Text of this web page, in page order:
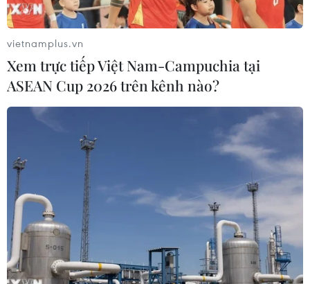
Tập đoàn A.O.Smith đẩy mạnh cung ứng
máy lọc nước ở phía Nam
07/12/2015 08:49
Tập đoàn A. O. Smith, Mỹ sẽ đẩy mạnh cung ứng sản
vietnamplus.vn
Xem trực tiếp Việt Nam-Campuchia tại
ASEAN Cup 2026 trên kênh nào?